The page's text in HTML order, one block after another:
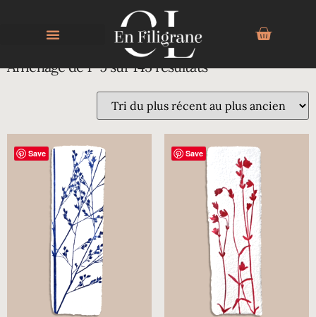
Affichage de 1–9 sur 145 résultats
Save Save